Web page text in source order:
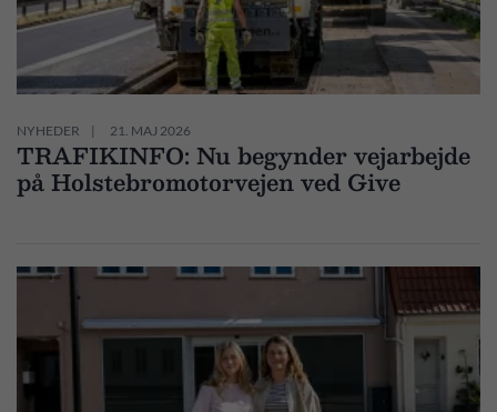
NYHEDER 21. MAJ 2026
TRAFIKINFO: Nu begynder vejarbejde
på Holstebromotorvejen ved Give